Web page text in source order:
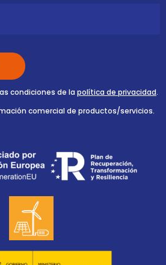
condiciones de la política de privacidad.
comercial de productos/servicios.